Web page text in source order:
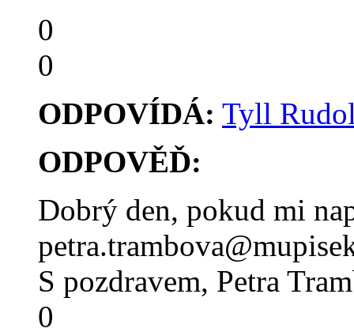
0
0
ODPOVÍDÁ: Tyll
ODPOVĚĎ:
Dobrý den, pokud mi
S pozdravem, Petra
0